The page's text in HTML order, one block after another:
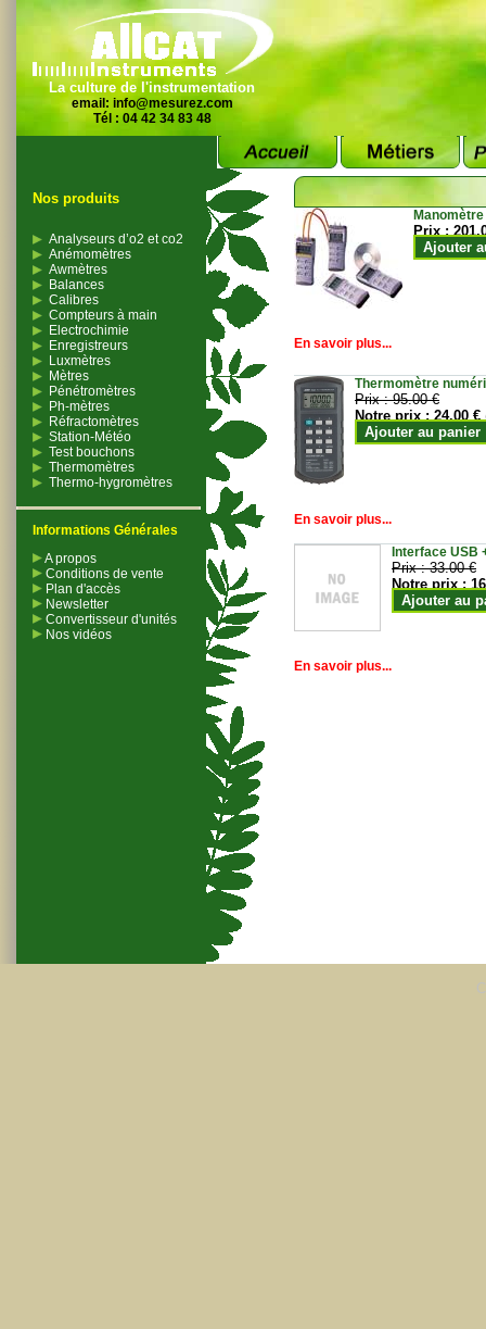
La culture de l'instrumentation
email: info@mesurez.com
Tél : 04 42 34 83 48
Nos produits
Analyseurs d’o2 et co2
Anémomètres
Awmètres
Balances
Calibres
Compteurs à main
Electrochimie
Enregistreurs
Luxmètres
Mètres
Pénétromètres
Ph-mètres
Réfractomètres
Station-Météo
Test bouchons
Thermomètres
Thermo-hygromètres
Informations Générales
A propos
Conditions de vente
Plan d'accès
Newsletter
Convertisseur d'unités
Nos vidéos
Prix :
Ajouter
En savoir plus...
Thermomètre
Prix :95.00 €
Notre prix :24.00 €
Ajouter au panier
En savoir plus...
Interface USB
Prix :33.00 €
Notre prix :
Ajouter au
En savoir plus...